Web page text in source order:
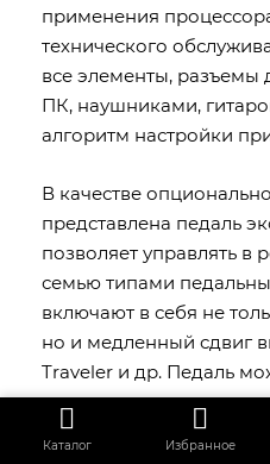
применения
технического
все элементы, разъемы
ПК, наушниками,
алгоритм настройки
В качестве
представлена педаль
позволяет управлять в
семью типами
включают в себя не
но и медленный сдвиг
Traveler и др. Педаль
управления
сэмплирования, для
Каталог Избранное